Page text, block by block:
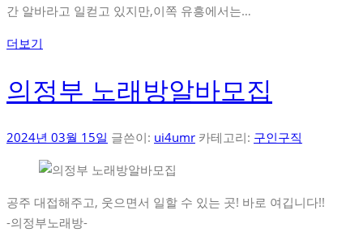
간 알바라고 일컫고 있지만,이쪽 유흥에서는…
더보기
의정부 노래방알바모집
2024년 03월 15일 글쓴이: ui4umr 카테고리: 구인구직
공주 대접해주고, 웃으면서 일할 수 있는 곳! 바로 여깁니다!!
-의정부노래방-